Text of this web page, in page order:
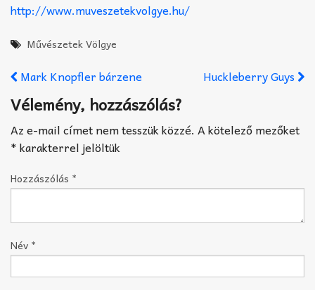
http://www.muveszetekvolgye.hu/
Művészetek Völgye
Mark Knopfler bárzene Huckleberry Guys
Vélemény, hozzászólás?
Az e-mail címet nem tesszük közzé. A kötelező mezőket
*karakterrel jelöltük
Hozzászólás *
Név *